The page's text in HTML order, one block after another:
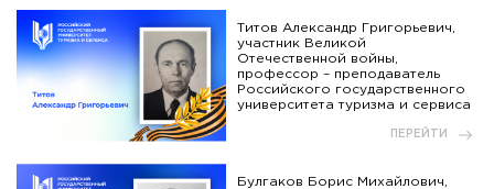
Титов Александр Григорьевич,
участник Великой
Отечественной войны,
профессор – преподаватель
Российского государственного
университета туризма и сервиса
ПЕРЕЙТИ
Булгаков Борис Михайлович,